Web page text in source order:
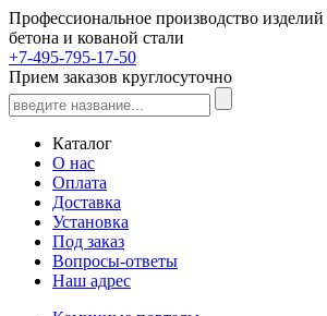
Профессиональное производство
бетона и кованой стали
+7-495-795-17-50
Прием заказов круглосуточно
Каталог
О нас
Оплата
Доставка
Установка
Под заказ
Вопросы-ответы
Наш адрес